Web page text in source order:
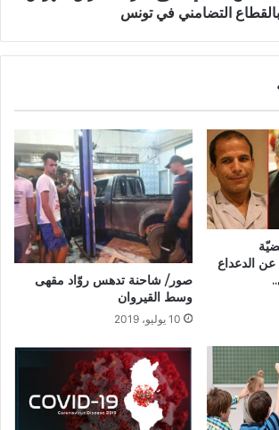
بالقطاع التضامني في تونس
عن الدعداع
صور/ شاحنة تدهس روّاد مقهى
وسط القيروان
10 يوليو، 2019